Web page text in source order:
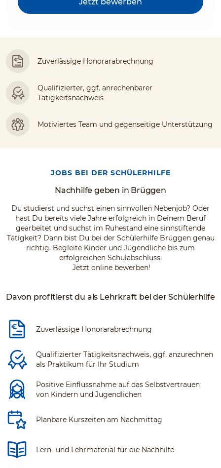
Zuverlässige Honorarabrechnung
Qualifizierter, ggf. anrechenbarer
Tätigkeitsnachweis
Motiviertes Team und gegenseitige Unterstützung
JOBS BEI DER SCHÜLERHILFE
Nachhilfe geben in Brüggen
Du studierst und suchst einen sinnvollen Nebenjob? Oder
hast Du bereits viele Jahre erfolgreich in Deinem Beruf
gearbeitet und suchst im Ruhestand eine sinnstiftende
Tätigkeit? Dann bist Du bei der Schülerhilfe Brüggen genau
richtig. Begleite Kinder und Jugendliche bis zum
erfolgreichen Schulabschluss.
Jetzt online bewerben!
Davon profitierst du als Lehrkraft bei der Schülerhilfe
Zuverlässige Honorarabrechnung
Qualifizierter Tätigkeitsnachweis, ggf. anzurechnen
als Praktikum für Ihr Studium
Positive Einflussnahme auf das Selbstvertrauen
von Kindern und Jugendlichen
Planbare Kurszeiten am Nachmittag
Lern- und Lehrmaterial für die Nachhilfe